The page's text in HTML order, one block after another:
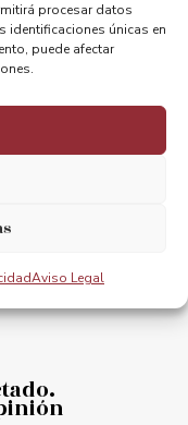
procesar datos
identificaciones únicas en
puede afectar
Aviso Legal
PRÓXIMO
Elige el Puente para tus eventos